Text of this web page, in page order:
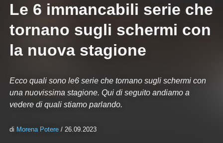
Le 6 immancabili serie che
tornano sugli schermi con
la nuova stagione
Ecco quali sono le6 serie che tornano sugli schermi con
una nuovissima stagione. Qui di seguito andiamo a
vedere di quali stiamo parlando.
di Morena Potere / 26.09.2023